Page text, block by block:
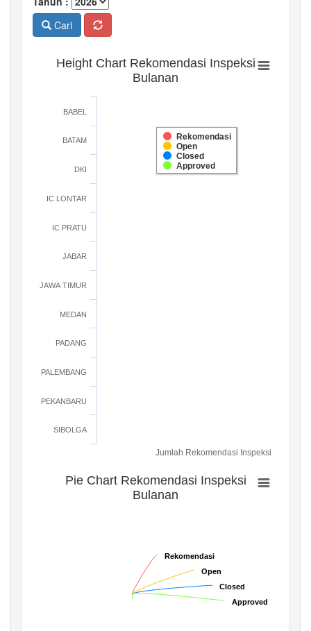
Cari
Jumlah Rekomendasi Inspeksi
Height Chart Rekomendasi Inspeksi
Bulanan
Rekomendasi
Open
Closed
Approved
BABEL
BATAM
DKI
IC LONTAR
IC PRATU
JABAR
JAWA TIMUR
MEDAN
PADANG
PALEMBANG
PEKANBARU
SIBOLGA
Pie Chart Rekomendasi Inspeksi
Bulanan
Rekomendasi
Rekomendasi
Open
Open
Closed
Closed
Approved
Approved